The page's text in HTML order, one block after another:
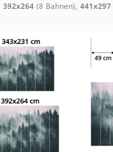
392x264(8 Bahnen), 441x297